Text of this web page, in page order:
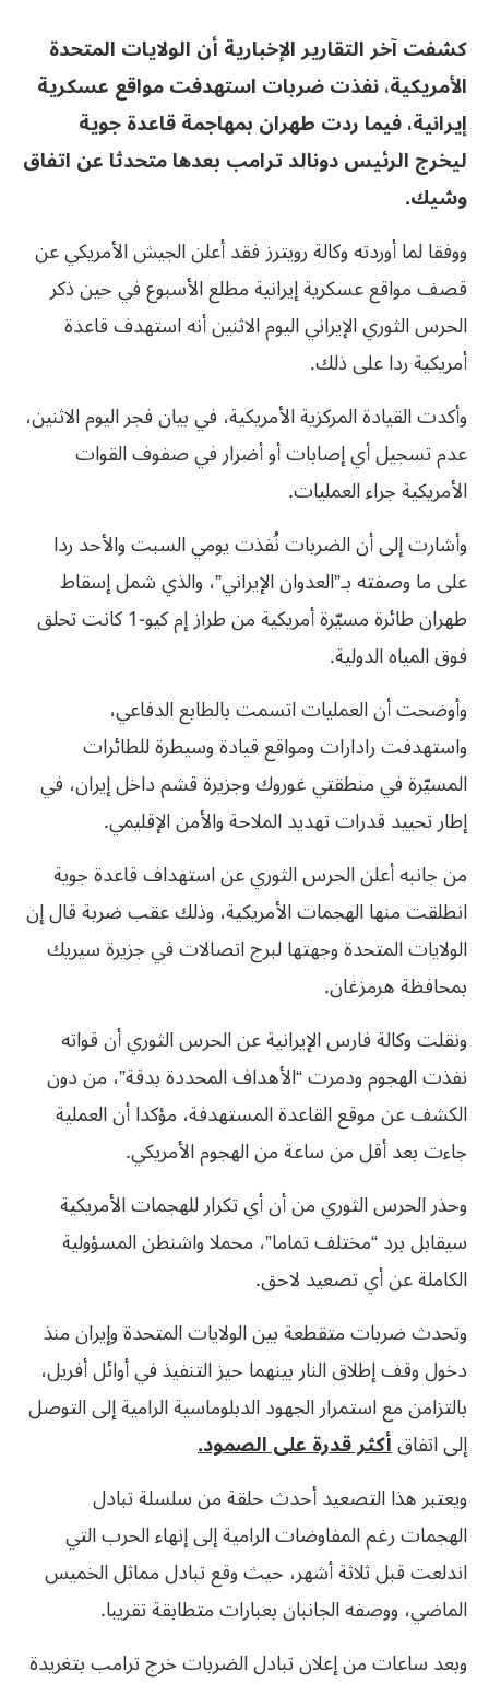
كشفت آخر التقارير الإخبارية أن الولايات المتحدة
الأمريكية، نفذت ضربات استهدفت مواقع عسكرية
إيرانية، فيما ردت طهران بمهاجمة قاعدة جوية
ليخرج الرئيس دونالد ترامب بعدها متحدثا عن اتفاق
وشيك.
ووفقا لما أوردته وكالة رويترز فقد أعلن الجيش الأمريكي عن
قصف مواقع عسكرية إيرانية مطلع الأسبوع في حين ذكر
الحرس الثوري الإيراني اليوم الاثنين أنه استهدف قاعدة
‌أمريكية ردا على ذلك.
وأكدت القيادة المركزية الأمريكية، في بيان فجر اليوم الاثنين،
عدم تسجيل أي إصابات أو أضرار في صفوف القوات
الأمريكية جراء العمليات.
وأشارت إلى أن الضربات نُفذت يومي السبت والأحد ردا
على ما وصفته بـ”العدوان الإيراني”، والذي شمل إسقاط
طهران طائرة مسيّرة أمريكية من طراز إم كيو-1 كانت تحلق
فوق المياه الدولية.
وأوضحت أن العمليات اتسمت بالطابع الدفاعي،
واستهدفت رادارات ومواقع قيادة وسيطرة للطائرات
المسيّرة في منطقتي غوروك وجزيرة قشم داخل إيران، في
إطار تحييد قدرات تهديد الملاحة والأمن الإقليمي.
من جانبه أعلن الحرس الثوري عن استهداف قاعدة جوية
انطلقت منها الهجمات الأمريكية، وذلك عقب ضربة قال إن
الولايات المتحدة وجهتها لبرج اتصالات في جزيرة سيريك
بمحافظة هرمزغان.
ونقلت وكالة فارس الإيرانية عن الحرس الثوري أن قواته
نفذت الهجوم ودمرت “الأهداف المحددة بدقة”، من دون
الكشف عن موقع القاعدة المستهدفة، مؤكدا أن العملية
جاءت بعد أقل من ساعة من الهجوم الأمريكي.
وحذر الحرس الثوري من أن أي تكرار للهجمات الأمريكية
سيقابل برد “مختلف تماما”، محملا واشنطن المسؤولية
الكاملة عن أي تصعيد لاحق.
وتحدث ضربات متقطعة بين الولايات المتحدة وإيران منذ
دخول وقف إطلاق النار بينهما حيز التنفيذ في أوائل أفريل،
بالتزامن مع استمرار الجهود الدبلوماسية الرامية إلى التوصل
إلى اتفاقأكثر قدرة ​على الصمود.
ويعتبر هذا التصعيد أحدث حلقة من سلسلة تبادل
الهجمات رغم المفاوضات الرامية إلى إنهاء الحرب التي
اندلعت قبل ثلاثة أشهر، حيث وقع تبادل مماثل الخميس
الماضي، ووصفه الجانبان بعبارات متطابقة تقريبا.
وبعد ساعات من إعلان تبادل الضربات خرج ترامب بتغريدة